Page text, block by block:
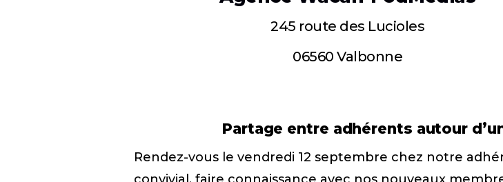
245 route des Lucioles
06560 Valbonne
Partage entre adhérents autour
Rendez-vous le vendredi 12 septembre chez notre